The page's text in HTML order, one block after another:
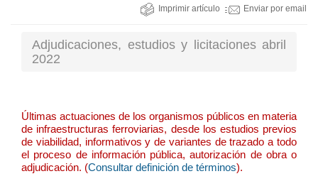
Imprimir artículo Enviar por email
Adjudicaciones, estudios y licitaciones abril
2022
Últimas actuaciones de los organismos públicos en materia
de infraestructuras ferroviarias, desde los estudios previos
de viabilidad, informativos y de variantes de trazado a todo
el proceso de información pública, autorización de obra o
adjudicación. (Consultar definición de términos).